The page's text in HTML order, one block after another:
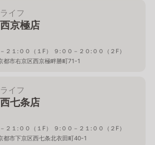
ライフ
西京極店
２１:００（１F） ９:００－２０:００（２F）
都市右京区西京極畔勝町71-1
ライフ
西七条店
２１:００（１F） ９:００－２１:００（２F）
都市下京区西七条北衣田町40-1